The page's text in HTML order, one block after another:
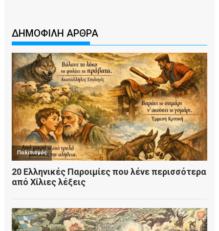
ΔΗΜΟΦΙΛΗ ΑΡΘΡΑ